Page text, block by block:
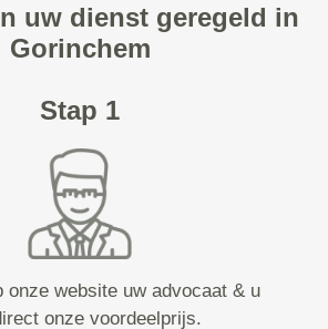
uw dienst geregeld in
Gorinchem
Stap 1
onze website uw advocaat & u
onze voordeelprijs.